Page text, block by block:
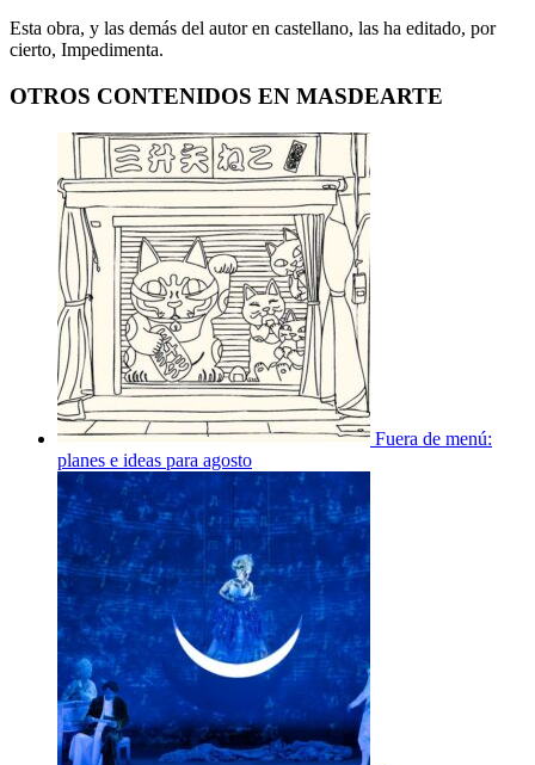
Esta obra, y las demás del autor en castellano, las ha editado, por
cierto, Impedimenta.
OTROS CONTENIDOS EN MASDEARTE
Fuera de menú:
planes e ideas para agosto